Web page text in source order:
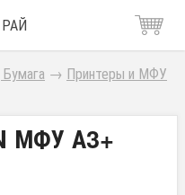
→ Принтеры и МФУ
МФУ А3+